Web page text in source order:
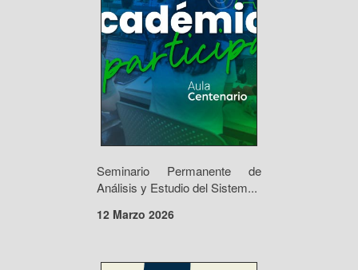
Seminario Permanente de
Análisis y Estudio del Sistem...
12 Marzo 2026